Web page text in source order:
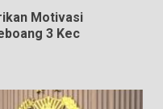
Motivasi
3 Kec